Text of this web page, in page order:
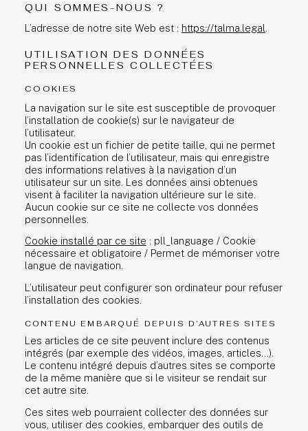
EXPERTISE
PRO BONO
CONTACT
FR
QUI SOMMES-NOUS ?
L’adresse de notre site Web est : https://talma.legal.
UTILISATION DES DONNÉES
PERSONNELLES COLLECTÉES
COOKIES
La navigation sur le site est susceptible de provoquer
l’installation de cookie(s) sur le navigateur de
l’utilisateur.
Un cookie est un fichier de petite taille, qui ne permet
pas l’identification de l’utilisateur, mais qui enregistre
des informations relatives à la navigation d’un
utilisateur sur un site. Les données ainsi obtenues
visent à faciliter la navigation ultérieure sur le site.
Aucun cookie sur ce site ne collecte vos données
personnelles.
Cookie installé par ce site : pll_language / Cookie
nécessaire et obligatoire / Permet de mémoriser votre
langue de navigation.
L’utilisateur peut configurer son ordinateur pour refuser
l’installation des cookies.
CONTENU EMBARQUÉ DEPUIS D’AUTRES SITES
Les articles de ce site peuvent inclure des contenus
intégrés (par exemple des vidéos, images, articles…).
Le contenu intégré depuis d’autres sites se comporte
de la même manière que si le visiteur se rendait sur
cet autre site.
Ces sites web pourraient collecter des données sur
vous, utiliser des cookies, embarquer des outils de